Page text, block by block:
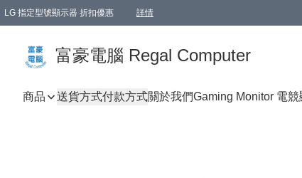
LG 指定型號顯示器 折扣優惠 詳情
富豪電腦 Regal Computer
商品 送貨方式付款方式關於我們Gaming Monitor 電競